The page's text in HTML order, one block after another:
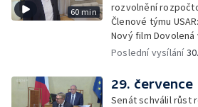
60 min
rozvolnění
Členové týmu
Nový film Dovolená
Poslední vysílání
29. července
Senát schválil růst